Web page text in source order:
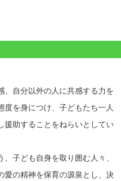
、自分以外の人に共感する力を
を身につけ、子どもたち一人
援助することをねらいとしてい
子ども自身を取り囲む人々、
愛の精神を保育の源泉とし、決